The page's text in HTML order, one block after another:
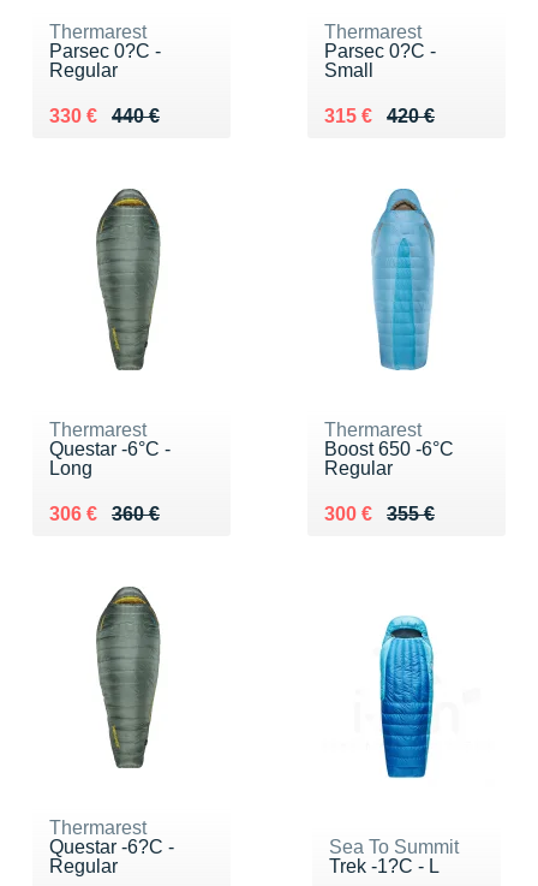
Thermarest
Parsec 0?C -
Regular
440 €
Au lieu de 440 €
330 €
Vendu 330 €
Thermarest
Parsec 0?C -
Small
420 €
Au lieu de 420 €
315 €
Vendu 315 €
Thermarest
Questar -6°C -
Long
360 €
Au lieu de 360 €
306 €
Vendu 306 €
Thermarest
Boost 650 -6°C
Regular
355 €
Au lieu de 355 €
300 €
Vendu 300 €
Thermarest
Questar -6?C -
Regular
Sea To Summit
Trek -1?C - L